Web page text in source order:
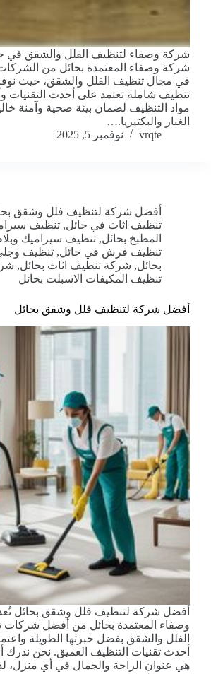
شركة وصفاء لتنظيف الفلل والشقق في
شركة وصفاء المعتمدة بحائل من الشركات
في مجال تنظيف الفلل والشقق، حيث
تنظيف شاملة تعتمد على أحدث التقنيات
مواد التنظيف لضمان بيئة صحية وآمنة
الغبار والبكتيريا.…
vrqte
نوفمبر 5, 2025
أفضل شركة لتنظيف فلل وشقق
تنظيف اثاث في حائل, تنظيف
المطبخ بحائل, تنظيف سيراميك
تنظيف فرش في حائل, تنظيف
بحائل, شركة تنظيف اثاث بحائل,
تنظيف المكيفات الاسبلت بحائل
أفضل شركة لتنظيف فلل وشقق بحائل
أفضل شركة لتنظيف فلل وشقق بحائل
وصفاء المعتمدة بحائل من أفضل شركات
الفلل والشقق بفضل خبرتها الطويلة
أحدث تقنيات التنظيف العميق. نحن ندرك
هي عنوان الراحة والجمال في أي منزل،